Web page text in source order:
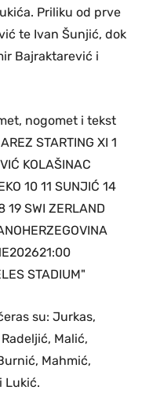
Priliku od prve
te Ivan Šunjić, dok
Bajraktarević i
su: Jurkas,
Malić,
Mahmić,
Lukić.